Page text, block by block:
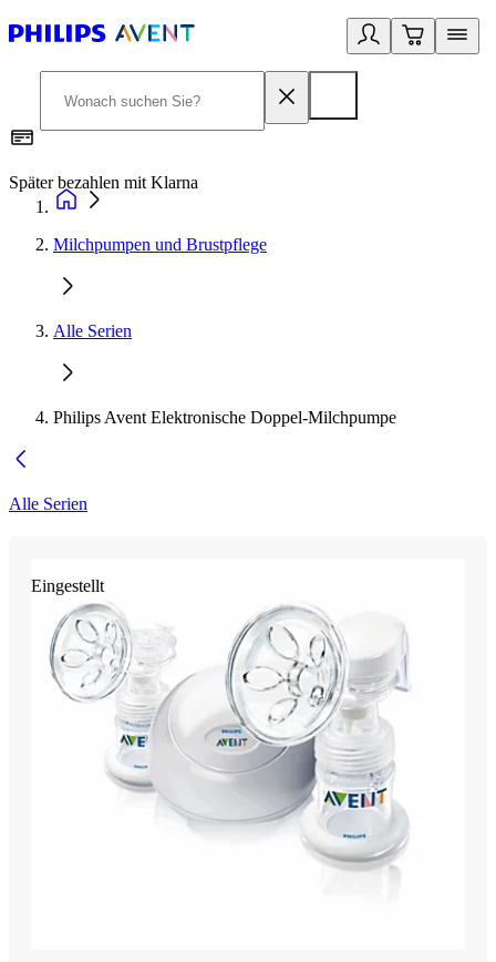
Später bezahlen mit Klarna
Milchpumpen und Brustpflege
Alle Serien
Philips Avent Elektronische Doppel-Milchpumpe
Alle Serien
Eingestellt